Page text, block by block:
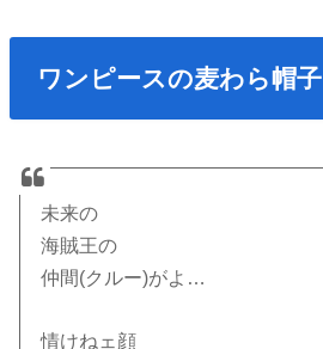
ワンピースの麦わら帽子
未来の
海賊王の
仲間(クルー)がよ…
情けねェ顔